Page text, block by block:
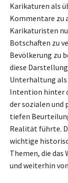
Karikaturen als
Kommentare zu
Karikaturisten
Botschaften zu
Bevölkerung zu
diese
Unterhaltung als
Intention hinter
der sozialen und
tiefen
Realität führte.
wichtige
Themen, die
und weiterhin